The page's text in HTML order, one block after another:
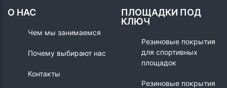
О НАС
Чем мы занимаемся
Почему выбирают нас
Контакты
ПЛОЩАДКИ ПОД
КЛЮЧ
Резиновые покрытия
для спортивных
площадок
Резиновые покрытия